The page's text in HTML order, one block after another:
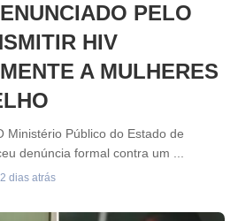
PELO
HIV
A MULHERES
Ministério Público do Estado de
denúncia formal contra um ...
2 dias atrás